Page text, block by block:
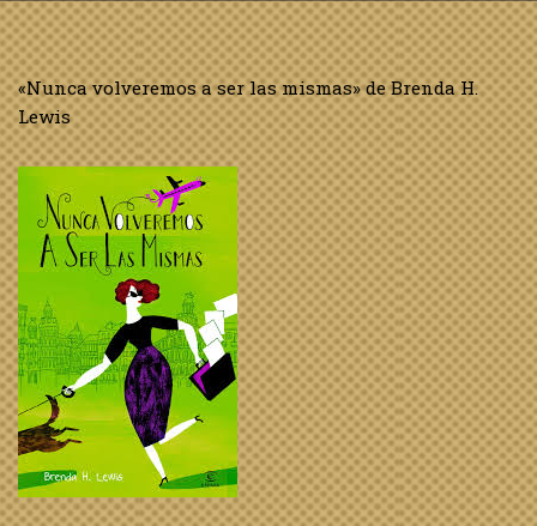
«Nunca volveremos a ser las mismas» de Brenda H.
Lewis